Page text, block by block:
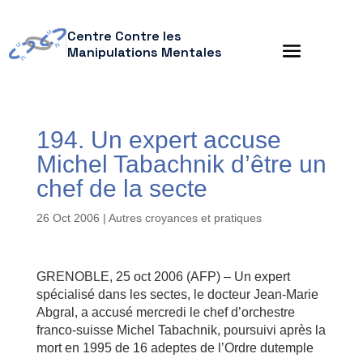
Centre Contre les
Manipulations Mentales
194. Un expert accuse
Michel Tabachnik d’être un
chef de la secte
26 Oct 2006 | Autres croyances et pratiques
GRENOBLE, 25 oct 2006 (AFP) – Un expert
spécialisé dans les sectes, le docteur Jean-Marie
Abgral, a accusé mercredi le chef d’orchestre
franco-suisse Michel Tabachnik, poursuivi après la
mort en 1995 de 16 adeptes de l’Ordre dutemple